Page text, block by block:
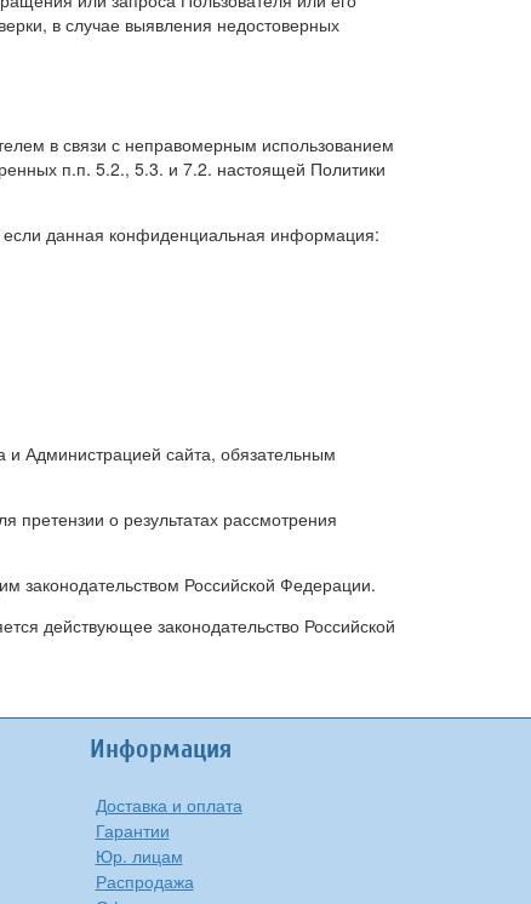
в случае выявления недостоверных
в связи с неправомерным использованием
п.п. 5.2., 5.3. и 7.2. настоящей Политики
если данная конфиденциальная информация:
Администрацией сайта, обязательным
претензии о результатах рассмотрения
законодательством Российской Федерации.
действующее законодательство Российской
Информация
Доставка и оплата
Гарантии
Юр. лицам
Распродажа